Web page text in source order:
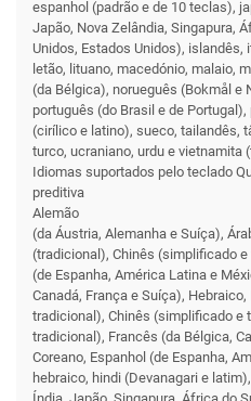
espanhol (padrão e de 10 teclas),
Japão, Nova Zelândia, Singapura,
Unidos, Estados Unidos), islandês,
letão, lituano, macedónio, malaio,
(da Bélgica), norueguês (Bokmål e
português (do Brasil e de
(cirílico e latino), sueco, tailandês,
turco, ucraniano, urdu e vietnamita
Idiomas suportados pelo teclado
preditiva
Alemão
(da Áustria, Alemanha e Suíça),
(tradicional), Chinês (simplificado e
(de Espanha, América Latina e
Canadá, França e Suíça),
tradicional), Chinês (simplificado e
tradicional), Francês (da Bélgica,
Coreano, Espanhol (de Espanha,
hebraico, hindi (Devanagari e